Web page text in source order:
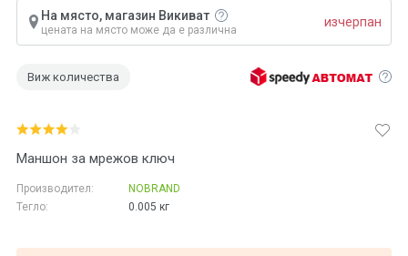
Маншон за мрежов ключ
Производител:
NOBRAND
Тегло:
0.005 кг
На място, магазин Викиват
цената на място може да е различна
изчерпан
Виж количества